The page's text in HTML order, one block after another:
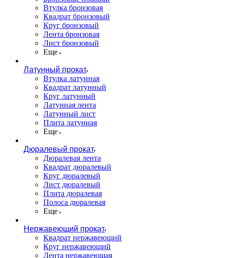
Втулка бронзовая
Квадрат бронзовый
Круг бронзовый
Лента бронзовая
Лист бронзовый
Еще
Латунный прокат
Втулка латунная
Квадрат латунный
Круг латунный
Латунная лента
Латунный лист
Плита латунная
Еще
Дюралевый прокат
Дюралевая лента
Квадрат дюралевый
Круг дюралевый
Лист дюралевый
Плита дюралевая
Полоса дюралевая
Еще
Нержавеющий прокат
Квадрат нержавеющий
Круг нержавеющий
Лента нержавеющая